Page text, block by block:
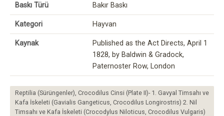
Baskı Türü Bakır Baskı
Kategori Hayvan
Kaynak
Published as the Act Directs, April 1
1828, by Baldwin & Gradock,
Paternoster Row, London
Reptilia (Sürüngenler), Crocodilus Cinsi (Plate II)- 1. Gavyal Timsahı ve
Kafa İskeleti (Gavialis Gangeticus, Crocodilus Longirostris) 2. Nil
Timsahı ve Kafa İskeleti (Crocodylus Niloticus, Crocodilus Vulgaris)